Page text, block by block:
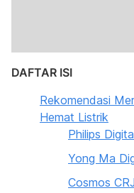
DAFTAR ISI
Rekomendasi
Hemat Listrik
Philips
Yong Ma
Cosmos